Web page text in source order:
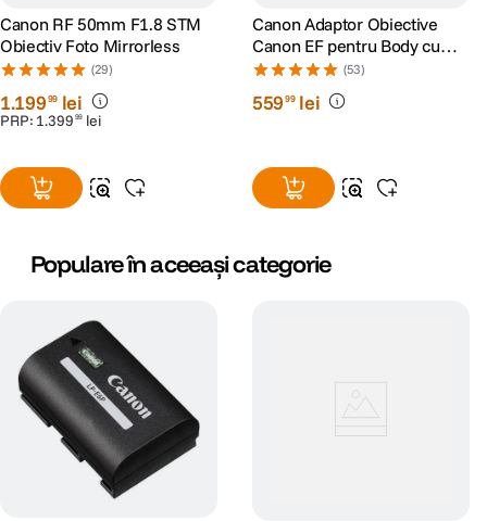
Canon RF 50mm F1.8 STM
Obiectiv Foto Mirrorless
(29)
1.19999 lei
PRP: 1.399 99 lei
Canon Adaptor Obiective
Canon EF pentru Body cu
Montura RF (53)
55999 lei
Populare în aceeași categorie